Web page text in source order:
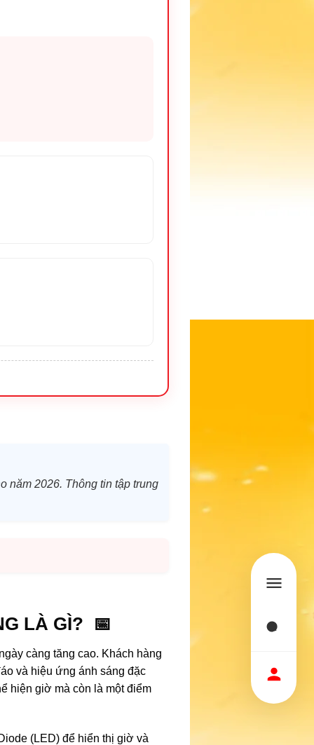
năm 2026. Thông tin tập trung
LÀ GÌ? 📅
càng tăng cao. Khách hàng
và hiệu ứng ánh sáng đặc
hiện giờ mà còn là một điểm
(LED) để hiển thị giờ và